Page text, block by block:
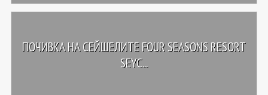
ПОЧИВКА НА СЕЙШЕЛИТЕ FOUR SEASONS RESORT
SEYC...